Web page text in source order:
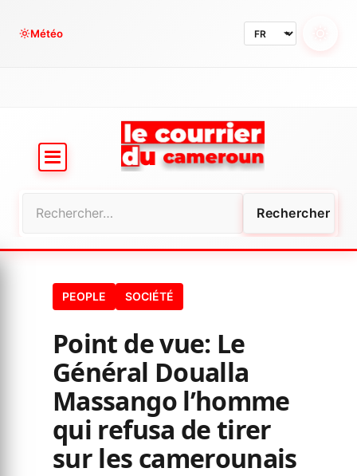
Météo
PEOPLE SOCIÉTÉ
Point de vue: Le
Général Doualla
Massango l’homme
qui refusa de tirer
sur les camerounais